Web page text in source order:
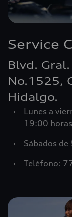
Service
Blvd.
No.1525,
Hidalgo.
›
Lunes a
19:00 horas
›
Sábados
›
Teléfono: